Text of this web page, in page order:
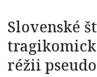
Slovenské
réžii